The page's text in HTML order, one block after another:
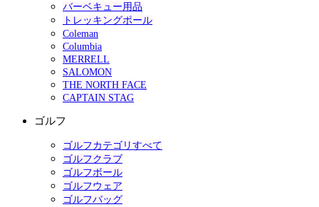
バーベキュー用品
トレッキングポール
Coleman
Columbia
MERRELL
SALOMON
THE NORTH FACE
CAPTAIN STAG
ゴルフ
ゴルフカテゴリすべて
ゴルフクラブ
ゴルフボール
ゴルフウェア
ゴルフバッグ